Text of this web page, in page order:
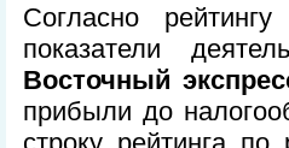
Согласно
показатели
Восточный
прибыли до